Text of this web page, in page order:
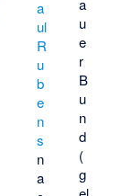
u
e
r
B
u
n
d
(
g
a
ul
R
u
b
e
n
s
n
a